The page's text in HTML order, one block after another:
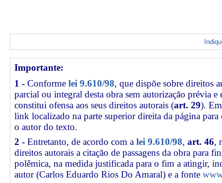
Importante:
1 - Conforme lei 9.610/98, que dispõe sobre direitos
parcial ou integral desta obra sem autorização prévia e
constitui ofensa aos seus direitos autorais (art. 29).
link localizado na parte superior direita da página
o autor do texto.
2 - Entretanto, de acordo com a lei 9.610/98, art. 46,
direitos autorais a citação de passagens da obra para
polêmica, na medida justificada para o fim a atingir,
autor (Carlos Eduardo Rios Do Amaral) e a fonte